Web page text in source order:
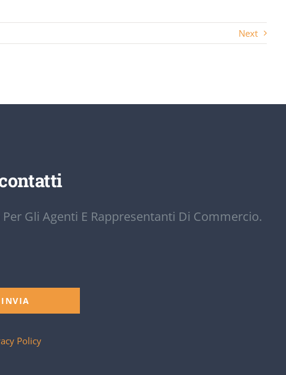
Next
Gli Agenti E Rappresentanti Di Commercio.
INVIA
Policy